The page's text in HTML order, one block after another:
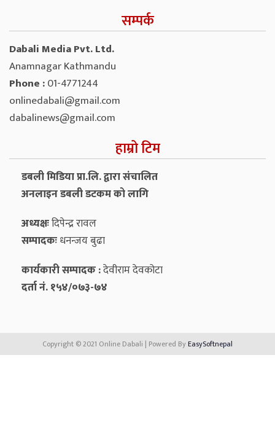
सम्पर्क
Dabali Media Pvt. Ltd.
Anamnagar Kathmandu
Phone :01-4771244
onlinedabali@gmail.com
dabalinews@gmail.com
हाम्रो टिम
डबली मिडिया प्रा.लि. द्वारा संचालित
अनलाइन डबली डटकम को लागि
अध्यक्षःदिपेन्द्र रावल
सम्पादकःधनन्‍जय बुढा
कार्यकारी सम्पादक :देवीराम देवकोटा
दर्ता नं. १५४/०७३-७४
Copyright © 2021 Online Dabali | Powered ByEasySoftnepal